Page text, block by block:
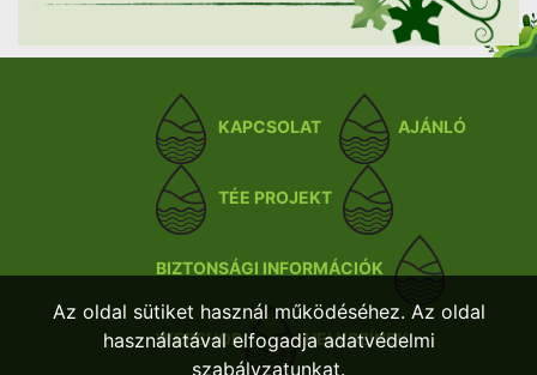
KAPCSOLAT AJÁNLÓ
TÉE PROJEKT
BIZTONSÁGI INFORMÁCIÓK
WEBSHOP HELYSZÍNEK
Az oldal sütiket használ működéséhez. Az oldal
használatával elfogadja adatvédelmi
szabályzatunkat.